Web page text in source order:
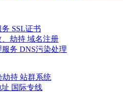
务 SSL证书
、劫持 域名注册
务 DNS污染处理
劫持 站群系统
国际专线